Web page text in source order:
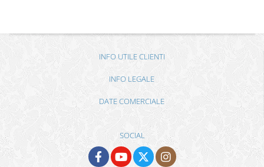
INFO UTILE CLIENTI
INFO LEGALE
DATE COMERCIALE
SOCIAL